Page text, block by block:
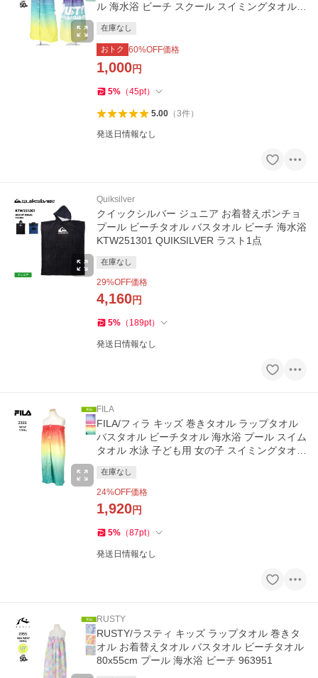
ル 海水浴 ビーチ スクール スイミングタオル 9
在庫なし
おトク 60%OFF価格
1,000円
5% （45pt）
5.00（3件）
発送日情報なし
Quiksilver
クイックシルバー ジュニア お着替えポンチョ
プール ビーチタオル バスタオル ビーチ 海水浴
KTW251301 QUIKSILVER ラスト1点
在庫なし
29%OFF価格
4,160円
5% （ 189pt）
発送日情報なし
FILA
FILA/フィラ キッズ 巻きタオル ラップタオル
バスタオル ビーチタオル 海水浴 プール スイム
タオル 水泳 子ども用 女の子 スイミングタオル
在庫なし
24%OFF価格
1,920円
5% （87pt）
発送日情報なし
RUSTY
RUSTY/ラスティ キッズ ラップタオル 巻きタ
オル お着替えタオル バスタオル ビーチタオル
80x55cm プール 海水浴 ビーチ 963951